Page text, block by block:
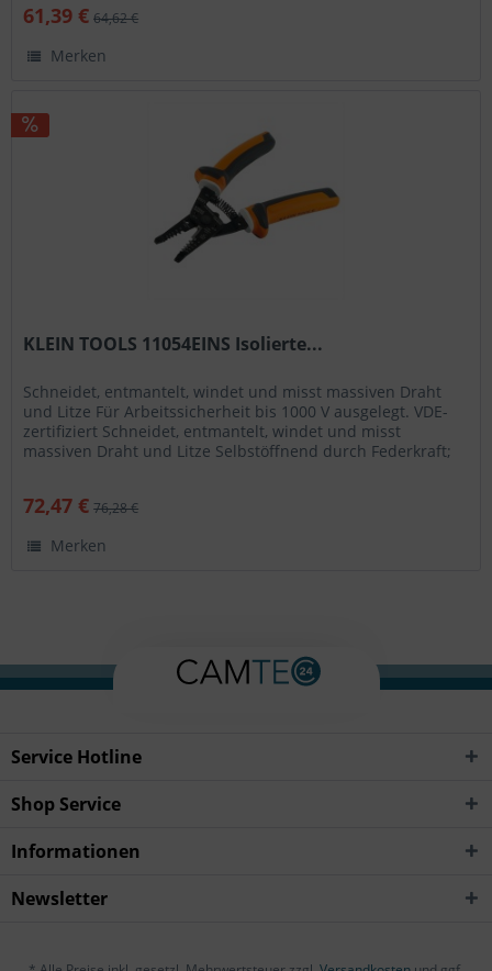
61,39 € 64,62 €
Merken
KLEIN TOOLS 11054EINS Isolierte...
Schneidet, entmantelt, windet und misst massiven Draht
und Litze Für Arbeitssicherheit bis 1000 V ausgelegt. VDE-
zertifiziert Schneidet, entmantelt, windet und misst
massiven Draht und Litze Selbstöffnend durch Federkraft;
72,47 € 76,28 €
Merken
Service Hotline
Shop Service
Informationen
Newsletter